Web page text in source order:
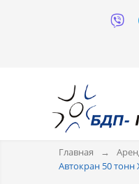

Главная →
Автокран 50 тонн